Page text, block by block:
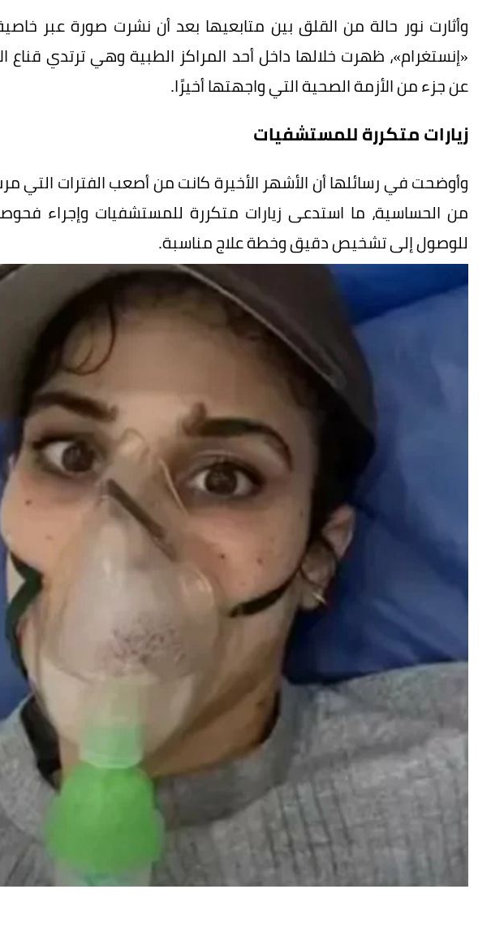
وأثارت نور حالة من القلق بين متابعيها بعد أن نشرت صورة عبر
«إنستغرام»، ظهرت خلالها داخل أحد المراكز الطبية وهي ترتدي
عن جزء من الأزمة الصحية التي واجهتها أخيرًا.
زيارات متكررة للمستشفيات
وأوضحت في رسائلها أن الأشهر الأخيرة كانت من أصعب الفترات التي
من الحساسية، ما استدعى زيارات متكررة للمستشفيات وإجراء
للوصول إلى تشخيص دقيق وخطة علاج مناسبة.